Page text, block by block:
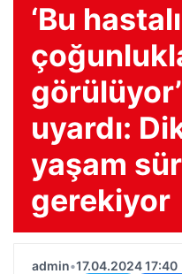
‘Bu
uyardı:
yaşam
gerekiyor
admin•17.04.2024 17:40